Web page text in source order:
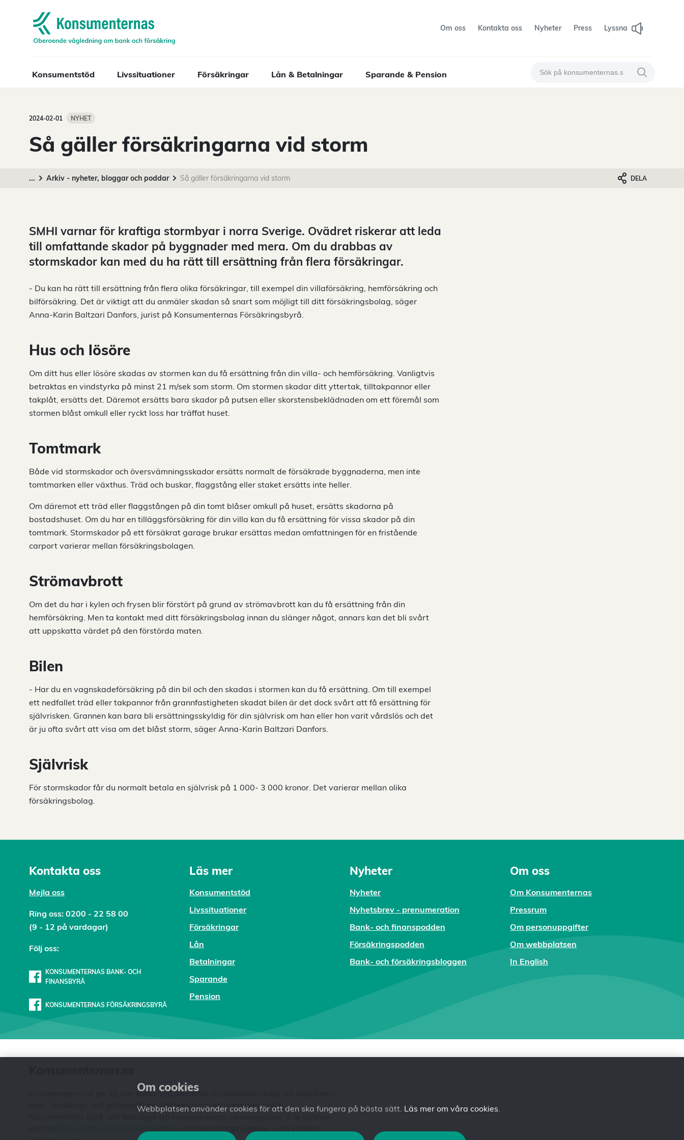
Navigera till startsidan
Om oss Kontakta oss Nyheter Press Lyssna
Konsumentstöd Livssituationer Försäkringar Lån & Betalningar Sparande & Pension
Sök på konsumenternas Sök på
2024-02-01 NYHET
Så gäller försäkringarna vid storm
... Arkiv - nyheter, bloggar och poddar Så gäller försäkringarna vid storm DELA
SMHI varnar för kraftiga stormbyar i norra Sverige. Ovädret riskerar att leda
till omfattande skador på byggnader med mera. Om du drabbas av
stormskador kan med du ha rätt till ersättning från flera försäkringar.
- Du kan ha rätt till ersättning från flera olika försäkringar, till exempel din villaförsäkring, hemförsäkring och
bilförsäkring. Det är viktigt att du anmäler skadan så snart som möjligt till ditt försäkringsbolag, säger
Anna-Karin Baltzari Danfors, jurist på Konsumenternas Försäkringsbyrå.
Hus och lösöre
Om ditt hus eller lösöre skadas av stormen kan du få ersättning från din villa- och hemförsäkring. Vanligtvis
betraktas en vindstyrka på minst 21 m/sek som storm. Om stormen skadar ditt yttertak, tilltakpannor eller
takplåt, ersätts det. Däremot ersätts bara skador på putsen eller skorstensbeklädnaden om ett föremål som
stormen blåst omkull eller ryckt loss har träffat huset.
Tomtmark
Både vid stormskador och översvämningsskador ersätts normalt de försäkrade byggnaderna, men inte
tomtmarken eller växthus. Träd och buskar, flaggstång eller staket ersätts inte heller.
Om däremot ett träd eller flaggstången på din tomt blåser omkull på huset, ersätts skadorna på
bostadshuset. Om du har en tilläggsförsäkring för din villa kan du få ersättning för vissa skador på din
tomtmark. Stormskador på ett försäkrat garage brukar ersättas medan omfattningen för en fristående
carport varierar mellan försäkringsbolagen.
Strömavbrott
Om det du har i kylen och frysen blir förstört på grund av strömavbrott kan du få ersättning från din
hemförsäkring. Men ta kontakt med ditt försäkringsbolag innan du slänger något, annars kan det bli svårt
att uppskatta värdet på den förstörda maten.
Bilen
- Har du en vagnskadeförsäkring på din bil och den skadas i stormen kan du få ersättning. Om till exempel
ett nedfallet träd eller takpannor från grannfastigheten skadat bilen är det dock svårt att få ersättning för
självrisken. Grannen kan bara bli ersättningsskyldig för din självrisk om han eller hon varit vårdslös och det
är ju ofta svårt att visa om det blåst storm, säger Anna-Karin Baltzari Danfors.
Självrisk
För stormskador får du normalt betala en självrisk på 1 000- 3 000 kronor. Det varierar mellan olika
försäkringsbolag.
Kontakta oss
Mejla oss
Ring oss: 0200 - 22 58 00
(9 - 12 på vardagar)
Följ oss:
KONSUMENTERNAS BANK- OCH
FINANSBYRÅ
KONSUMENTERNAS FÖRSÄKRINGSBYRÅ
Läs mer
Konsumentstöd
Livssituationer
Försäkringar
Lån
Betalningar
Sparande
Pension
Nyheter
Nyheter
Nyhetsbrev - prenumeration
Bank- och finanspodden
Försäkringspodden
Bank- och försäkringsbloggen
Om oss
Om Konsumenternas
Pressrum
Om personuppgifter
Om webbplatsen
In English
Konsumenternas.se ger dig som konsument oberoende och kostnadsfri fakta och vägledning i
bank-, försäkrings- och pensionsfrågor. Webbplatsen är ett samarbete mellan
Om cookies
Webbplatsen använder cookies för att den ska fungera på bästa sätt. Läs mer om våra cookies.